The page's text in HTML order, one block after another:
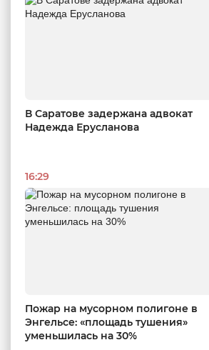
В Саратове задержана адвокат
Надежда Ерусланова
16:29
Пожар на мусорном полигоне в
Энгельсе: «площадь тушения»
уменьшилась на 30%